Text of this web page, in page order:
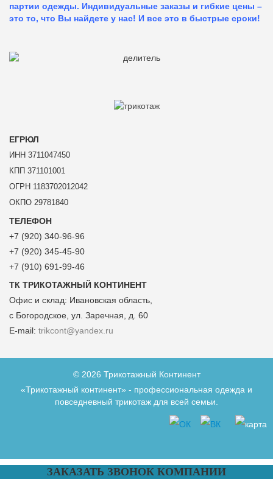
партии одежды. Индивидуальные заказы и гибкие цены –
это то, что Вы найдете у нас! И все это в быстрые сроки!
ЕГРЮЛ
ИНН 3711047450
КПП 371101001
ОГРН 1183702012042
ОКПО 29781840
ТЕЛЕФОН
+7 (920) 340-96-96
+7 (920) 345-45-90
+7 (910) 691-99-46
ТК ТРИКОТАЖНЫЙ КОНТИНЕНТ
Офис и склад: Ивановская область,
с Богородское, ул. Заречная, д. 60
E-mail: trikcont@yandex.ru
© 2026 Трикотажный Континент
«Трикотажный континент» - профессиональная одежда и
повседневный трикотаж для всей семьи.
ЗАКАЗАТЬ ЗВОНОК КОМПАНИИ